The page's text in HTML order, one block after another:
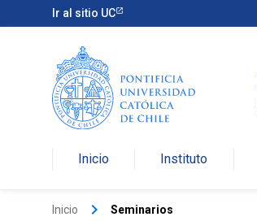
Ir al sitio UC
Inicio Instituto
Inicio keyboard_arrow_right Seminarios